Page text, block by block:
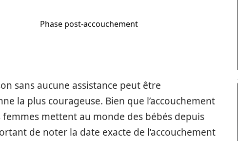
Phase post-accouchement
sans aucune assistance peut être
la plus courageuse. Bien que l’accouchement
mettent au monde des bébés depuis
de noter la date exacte de l’accouchement